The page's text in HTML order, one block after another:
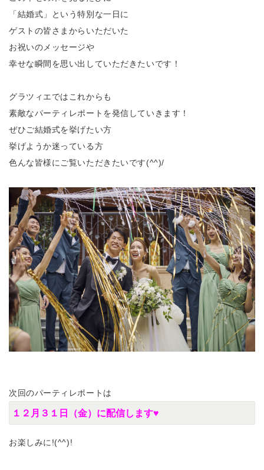
「結婚式」という特別な一日に
ゲストの皆さまからいただいた
お祝いのメッセージや
幸せな瞬間を思い出していただきたいです！
グラツィエではこれからも
素敵なパーティレポートを発信していきます！
ぜひご結婚式を挙げたい方
挙げようか迷っている方
色んな皆様にご覧いただきたいです(^^)/
次回のパーティレポートは
１２月３１日（金）に配信します♥
お楽しみに!(^^)!